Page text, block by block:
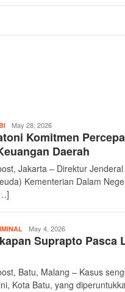
teropongpost
May 28, 2026
Komitmen
Daerah
Jakarta – Direktur
Kementerian Dalam
teropongpost
May 4, 2026
Suprapto Pasca
Batu, Malang – Kasus
Kota Batu, yang